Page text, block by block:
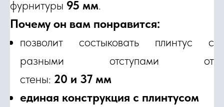
фурнитуры 95 мм.
Почему он вам понравится:
позволит состыковать плинтус с
разными отступами от
стены: 20 и 37 мм
единая конструкция с плинтусом